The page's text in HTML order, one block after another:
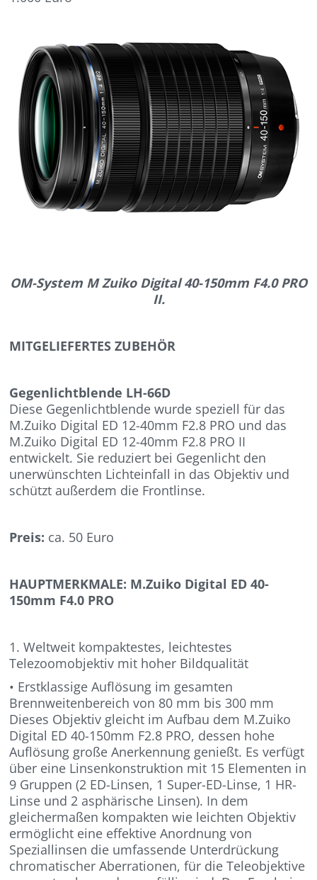
OM-System M Zuiko Digital 40-150mm F4.0 PRO
II.
MITGELIEFERTES ZUBEHÖR
Gegenlichtblende LH-66D
Diese Gegenlichtblende wurde speziell für das
M.Zuiko Digital ED 12-40mm F2.8 PRO und das
M.Zuiko Digital ED 12-40mm F2.8 PRO II
entwickelt. Sie reduziert bei Gegenlicht den
unerwünschten Lichteinfall in das Objektiv und
schützt außerdem die Frontlinse.
Preis: ca. 50 Euro
HAUPTMERKMALE: M.Zuiko Digital ED 40-
150mm F4.0 PRO
1. Weltweit kompaktestes, leichtestes
Telezoomobjektiv mit hoher Bildqualität
• Erstklassige Auflösung im gesamten
Brennweitenbereich von 80 mm bis 300 mm
Dieses Objektiv gleicht im Aufbau dem M.Zuiko
Digital ED 40-150mm F2.8 PRO, dessen hohe
Auflösung große Anerkennung genießt. Es verfügt
über eine Linsenkonstruktion mit 15 Elementen in
9 Gruppen (2 ED-Linsen, 1 Super-ED-Linse, 1 HR-
Linse und 2 asphärische Linsen). In dem
gleichermaßen kompakten wie leichten Objektiv
ermöglicht eine effektive Anordnung von
Speziallinsen die umfassende Unterdrückung
chromatischer Aberrationen, für die Teleobjektive